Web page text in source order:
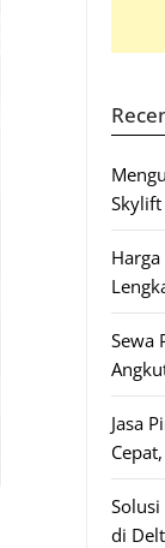
Skylift
Sewa
Jasa
di